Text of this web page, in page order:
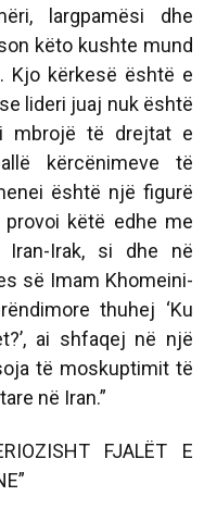
largpamësi dhe
këto kushte mund
Kjo kërkesë është e
lideri juaj nuk është
mbrojë të drejtat e
kërcënimeve të
është një figurë
këtë edhe me
Irak, si dhe në
së Imam Khomeini-
thuhej ‘Ku
ai shfaqej në një
të moskuptimit të
në Iran.”
FJALËT E